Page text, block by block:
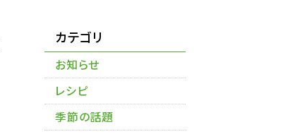
カテゴリ
お知らせ
レシピ
季節の話題